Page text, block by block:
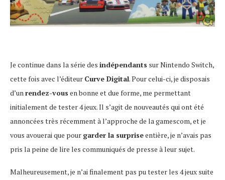
Je continue dans la série des indépendants sur Nintendo Switch,
cette fois avec l’éditeur Curve Digital. Pour celui-ci, je disposais
d’unrendez-vous en bonne et due forme, me permettant
initialement de tester 4 jeux. Il s’agit de nouveautés qui ont été
annoncées très récemment à l’approche de la gamescom, et je
vous avouerai que pour garder la surpriseentière, je n’avais pas
pris la peine de lire les communiqués de presse à leur sujet.
Malheureusement, je n’ai finalement pas pu tester les 4 jeux suite